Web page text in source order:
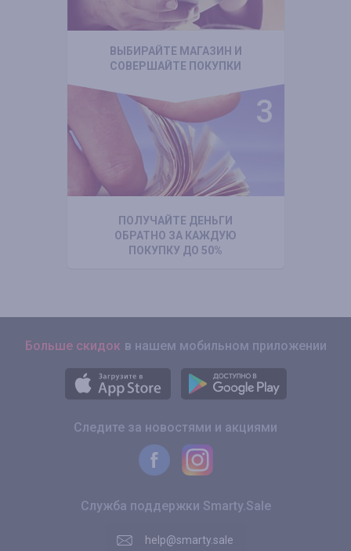
ВЫБИРАЙТЕ МАГАЗИН И
СОВЕРШАЙТЕ ПОКУПКИ
ПОЛУЧАЙТЕ ДЕНЬГИ
ОБРАТНО ЗА КАЖДУЮ
ПОКУПКУ ДО 50%
Больше скидок в нашем мобильном приложении
Следите за новостями и акциями
Служба поддержки Smarty.Sale
help@smarty.sale